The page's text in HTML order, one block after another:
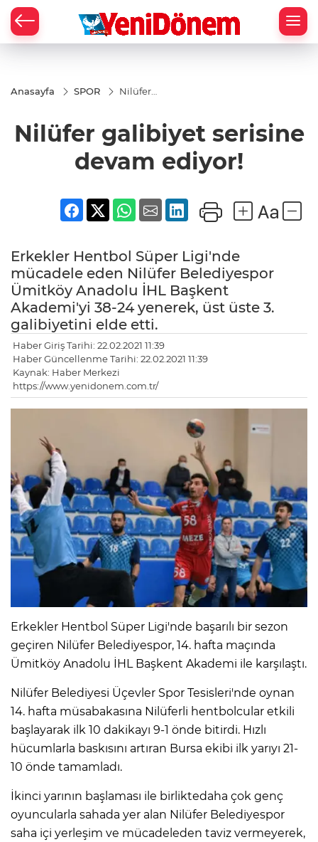
Anasayfa SPOR
Nilüfer
devam
ediyor!
Nilüfer galibiyet serisine
devam ediyor!
Erkekler Hentbol Süper Ligi'nde
mücadele eden Nilüfer Belediyespor
Ümitköy Anadolu İHL Başkent
Akademi'yi 38-24 yenerek, üst üste 3.
galibiyetini elde etti.
Haber Giriş Tarihi: 22.02.2021 11:39
Haber Güncellenme Tarihi: 22.02.2021 11:39
Kaynak: Haber Merkezi
https://www.yenidonem.com.tr/
Erkekler Hentbol Süper Ligi'nde başarılı bir sezon
geçiren Nilüfer Belediyespor, 14. hafta maçında
Ümitköy Anadolu İHL Başkent Akademi ile karşılaştı.
Nilüfer Belediyesi Üçevler Spor Tesisleri'nde oynan
14. hafta müsabakasına Nilüferli hentbolcular etkili
başlayarak ilk 10 dakikayı 9-1 önde bitirdi. Hızlı
hücumlarla baskısını artıran Bursa ekibi ilk yarıyı 21-
10 önde tamamladı.
İkinci yarının başlaması ile birliktedaha çok genç
oyuncularla sahada yer alan Nilüfer Belediyespor
saha içi yerleşim ve mücadeleden taviz vermeyerek,